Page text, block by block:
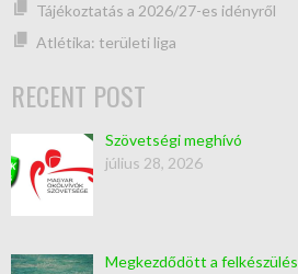
Tájékoztatás a 2026/27-es idényről
Atlétika: területi liga
RECENT POST
Szövetségi meghívó
július 28, 2026
Megkezdődött a felkészülés